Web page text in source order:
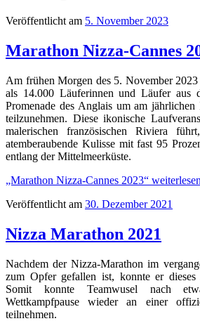
Veröffentlicht am 5. November 2023
Marathon Nizza-Cannes
Am frühen Morgen des 5. November
als 14.000 Läuferinnen und Läufer aus
Promenade des Anglais um am jährlichen
teilzunehmen. Diese ikonische
malerischen französischen Riviera
atemberaubende Kulisse mit fast 95
entlang der Mittelmeerküste.
„Marathon Nizza-Cannes 2023“ weiterlesen
Veröffentlicht am 30. Dezember 2021
Nizza Marathon 2021
Nachdem der Nizza-Marathon im
zum Opfer gefallen ist, konnte er dieses
Somit konnte Teamwusel nach
Wettkampfpause wieder an einer
teilnehmen.